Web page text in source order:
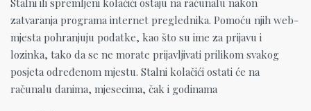
Stalni ili spremljeni kolačići ostaju na računalu nakon
zatvaranja programa internet preglednika. Pomoću njih web-
mjesta pohranjuju podatke, kao što su ime za prijavu i
lozinka, tako da se ne morate prijavljivati prilikom svakog
posjeta određenom mjestu. Stalni kolačići ostati će na
računalu danima, mjesecima, čak i godinama